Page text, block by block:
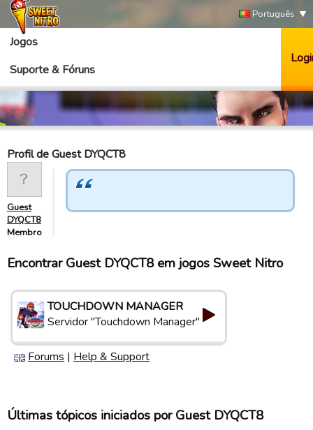
Português
Jogos
Suporte & Fóruns
Profil de Guest DYQCT8
Guest
DYQCT8
Membro
Encontrar Guest DYQCT8 em jogos Sweet Nitro
TOUCHDOWN MANAGER
Servidor "Touchdown Manager"
Forums | Help & Support
Últimas tópicos iniciados por Guest DYQCT8